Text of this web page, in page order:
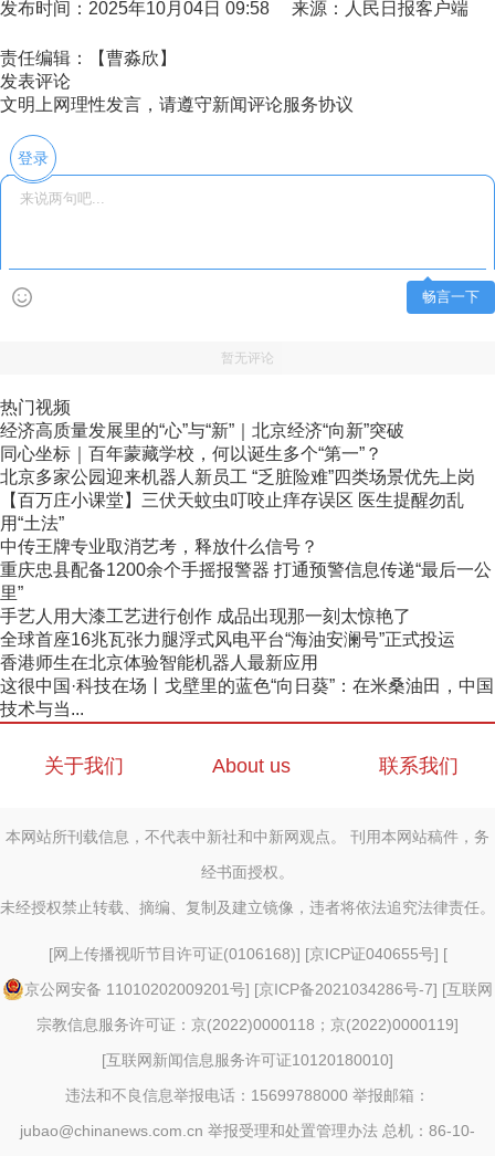
发布时间：2025年10月04日 09:58 来源：人民日报客户端
责任编辑：【曹淼欣】
发表评论
文明上网理性发言，请遵守新闻评论服务协议
登录
畅言一下
暂无评论
热门视频
经济高质量发展里的“心”与“新”｜北京经济“向新”突破
同心坐标｜百年蒙藏学校，何以诞生多个“第一”？
北京多家公园迎来机器人新员工 “乏脏险难”四类场景优先上岗
【百万庄小课堂】三伏天蚊虫叮咬止痒存误区 医生提醒勿乱
用“土法”
中传王牌专业取消艺考，释放什么信号？
重庆忠县配备1200余个手摇报警器 打通预警信息传递“最后一公
里”
手艺人用大漆工艺进行创作 成品出现那一刻太惊艳了
全球首座16兆瓦张力腿浮式风电平台“海油安澜号”正式投运
香港师生在北京体验智能机器人最新应用
这很中国·科技在场丨戈壁里的蓝色“向日葵”：在米桑油田，中国
技术与当...
关于我们 About us 联系我们
本网站所刊载信息，不代表中新社和中新网观点。 刊用本网站稿件，务
经书面授权。
未经授权禁止转载、摘编、复制及建立镜像，违者将依法追究法律责任。
[网上传播视听节目许可证(0106168)] [京ICP证040655号] [
京公网安备 11010202009201号] [京ICP备2021034286号-7] [互联网
宗教信息服务许可证：京(2022)0000118；京(2022)0000119]
[互联网新闻信息服务许可证10120180010]
违法和不良信息举报电话：15699788000 举报邮箱：
jubao@chinanews.com.cn 举报受理和处置管理办法 总机：86-10-